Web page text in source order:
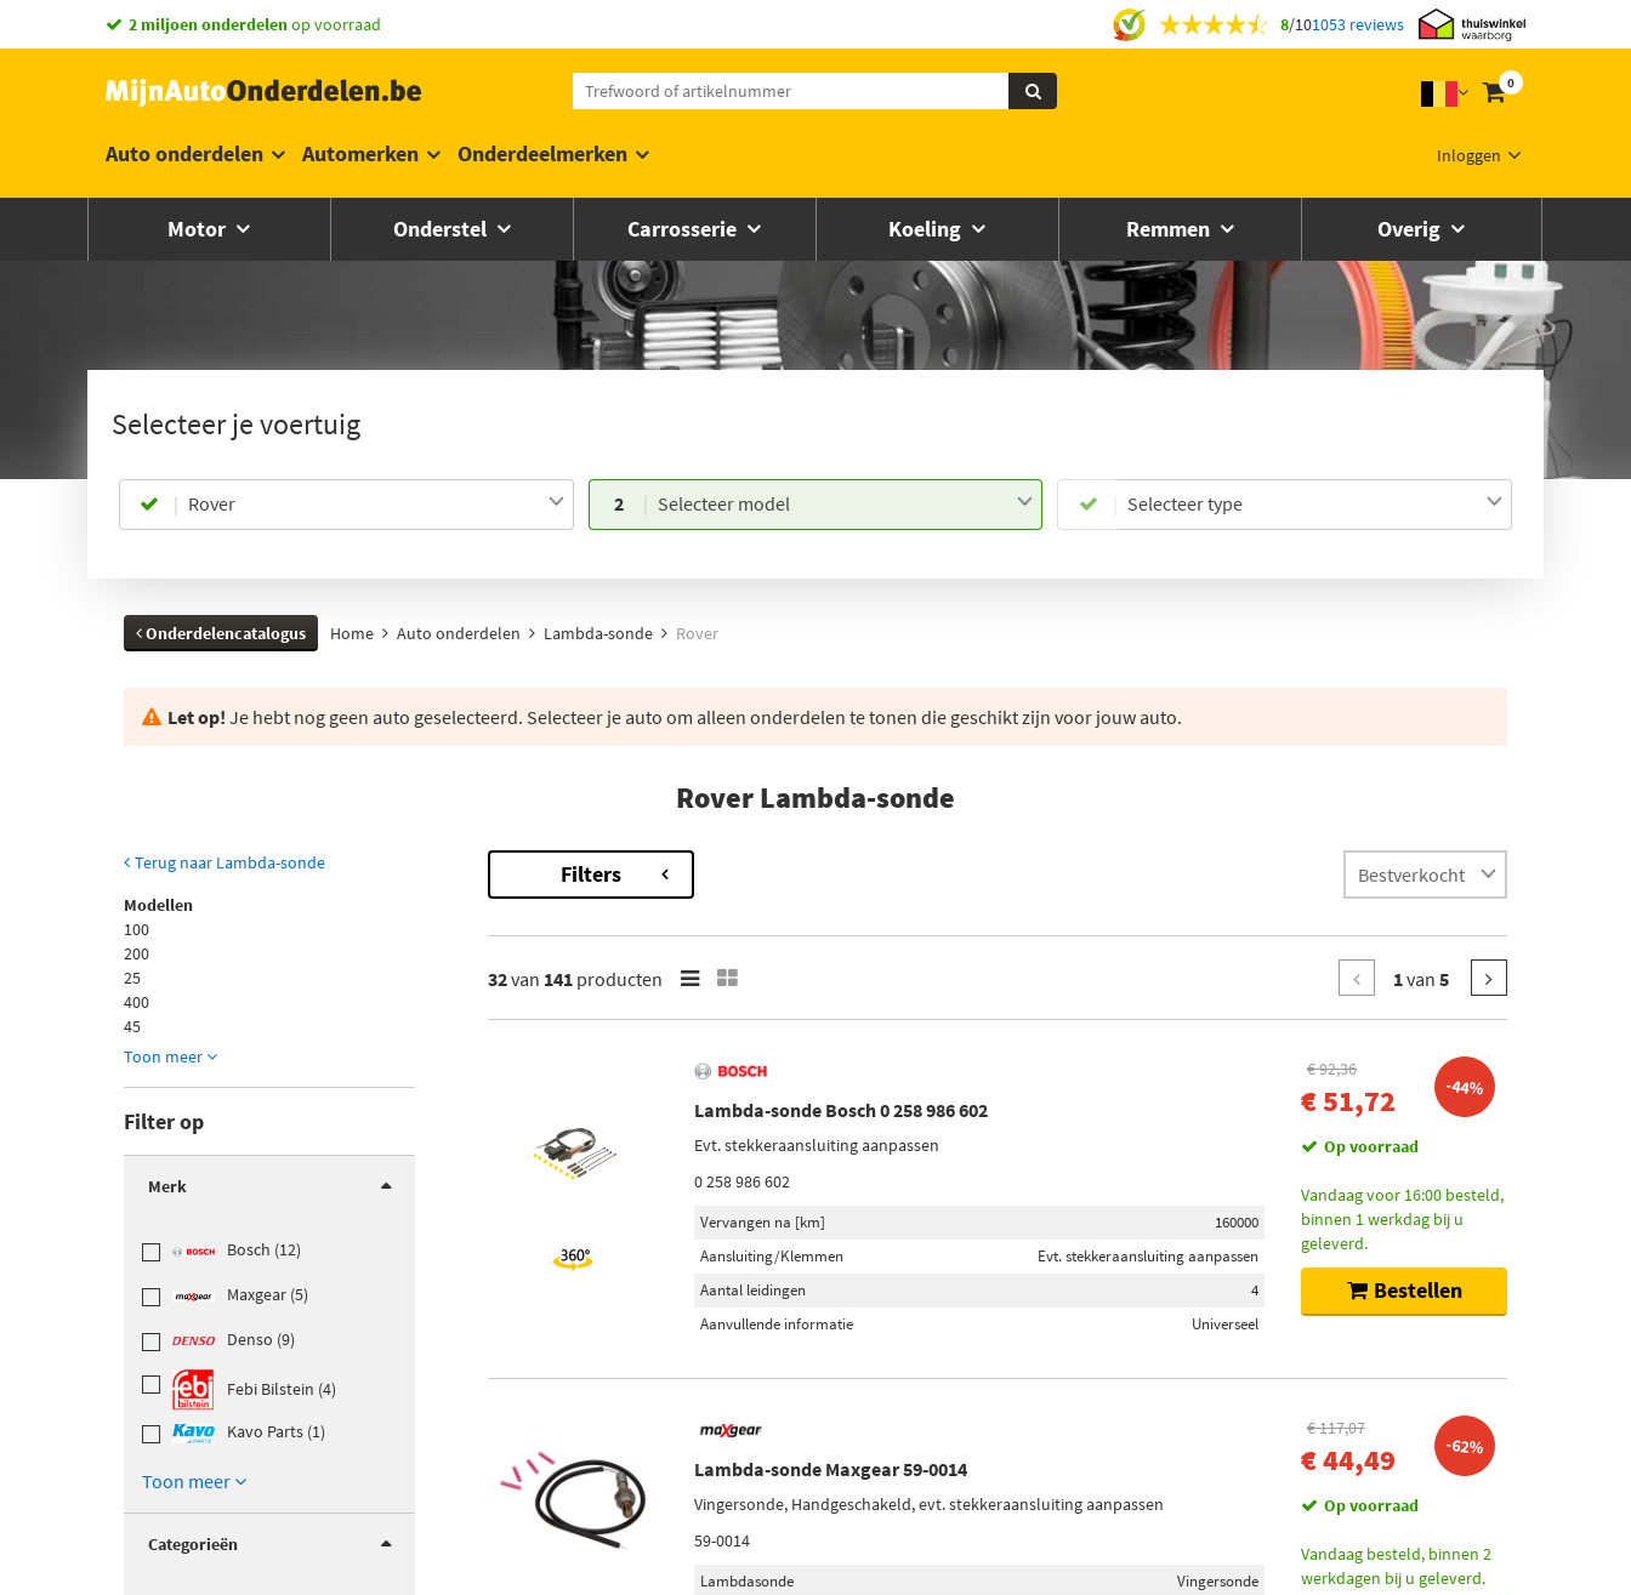
2 miljoen onderdelenop voorraad 8/101053 reviews
0
Inloggen
Auto onderdelen Automerken Onderdeelmerken
Motor Onderstel Carrosserie Koeling Remmen Overig
Selecteer je voertuig
Rover 2 Selecteer model Selecteer type
Onderdelencatalogus Home Auto onderdelen Lambda-sonde Rover
Let op! Je hebt nog geen auto geselecteerd. Selecteer je auto om alleen onderdelen te tonen die geschikt zijn voor jouw auto.
Rover Lambda-sonde
Terug naar Lambda-sonde
Modellen
100
200
25
400
45
Toon meer
Filter op
Merk
Bosch (12)
Maxgear (5)
Denso (9)
Febi Bilstein (4)
Kavo Parts (1)
Toon meer
Categorieën
Filters
32van 141 producten 1van 5
Lambda-sonde Bosch 0 258 986 602
Evt. stekkeraansluiting aanpassen
0 258 986 602
Vervangen na [km]
160000
Aansluiting/Klemmen
Evt. stekkeraansluiting aanpassen
Aantal leidingen
4
Aanvullende informatie
Universeel
€ 92,36
€ 51,72 -44%
Op voorraad
Vandaag voor 16:00 besteld,
binnen 1 werkdag bij u
geleverd.
Bestellen
Lambda-sonde Maxgear 59-0014
Vingersonde, Handgeschakeld, evt. stekkeraansluiting aanpassen
59-0014
Lambdasonde
Vingersonde
€ 117,07
€ 44,49 -62%
Op voorraad
Vandaag besteld, binnen 2
werkdagen bij u geleverd.